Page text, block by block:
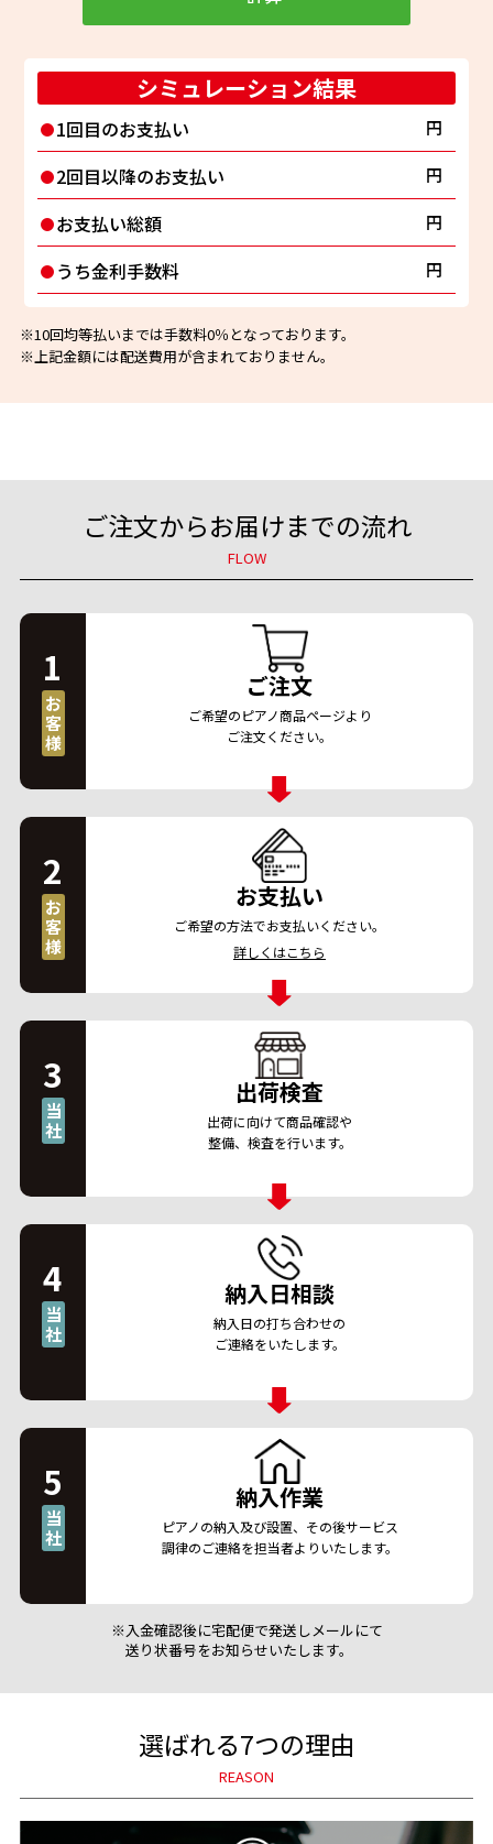
シミュレーション結果
1回目のお支払い 円
2回目以降のお支払い 円
お支払い総額 円
うち金利手数料 円
※10回均等払いまでは手数料0％となっております。
※上記金額には配送費用が含まれておりません。
ご注文からお届けまでの流れ
FLOW
1
お
客
様
ご注文
ご希望のピアノ商品ページより
ご注文ください。
2
お
客
様
お支払い
ご希望の方法でお支払いください。
詳しくはこちら
3
当
社
出荷検査
出荷に向けて商品確認や
整備、検査を行います。
4
当
社
納入日相談
納入日の打ち合わせの
ご連絡をいたします。
5
当
社
納入作業
ピアノの納入及び設置、その後サービス
調律のご連絡を担当者よりいたします。
入金確認後に宅配便で発送しメールにて
送り状番号をお知らせいたします。
選ばれる7つの理由
REASON